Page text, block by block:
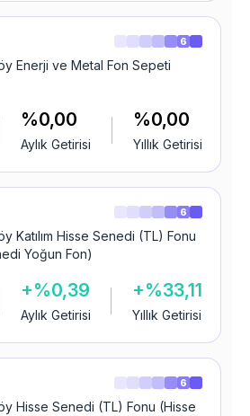
Enerji ve Metal Fon Sepeti
%0,00
Aylık Getirisi
%0,00
Yıllık Getirisi
6
Katılım Hisse Senedi (TL) Fonu
Yoğun Fon)
+%0,39
Aylık Getirisi
+%33,11
Yıllık Getirisi
6
Hisse Senedi (TL) Fonu (Hisse
6